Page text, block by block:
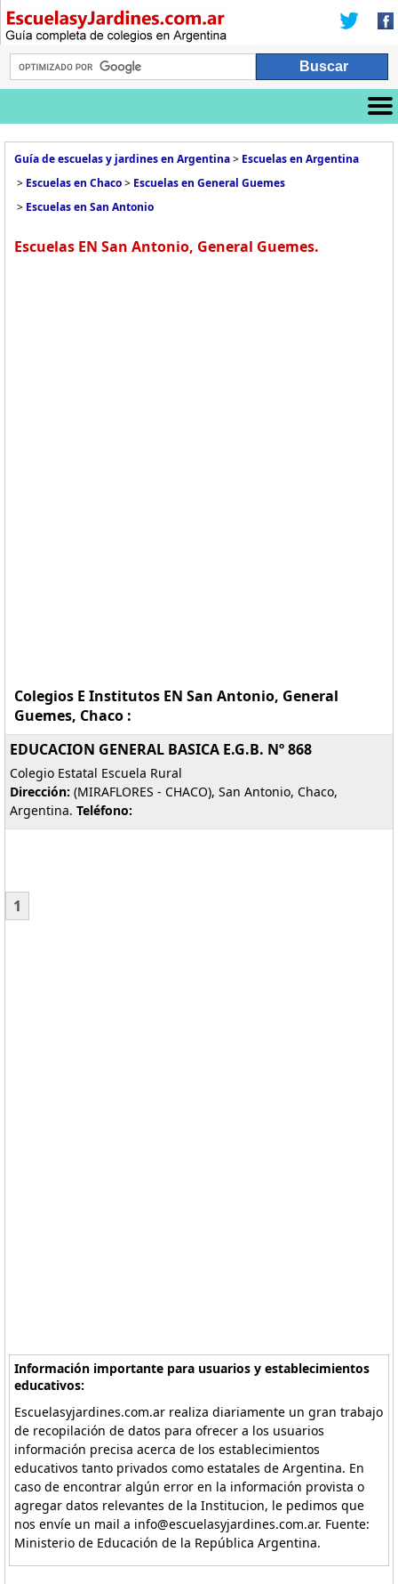
Guía de escuelas y jardines en Argentina> Escuelas en Argentina
> Escuelas en Chaco> Escuelas en General Guemes
> Escuelas en San Antonio
Escuelas EN San Antonio, General Guemes.
Colegios E Institutos EN San Antonio, General
Guemes, Chaco :
EDUCACION GENERAL BASICA E.G.B. Nº 868
Colegio Estatal Escuela Rural
Dirección: (MIRAFLORES - CHACO), San Antonio, Chaco,
Argentina. Teléfono:
1
Información importante para usuarios y establecimientos
educativos:
Escuelasyjardines.com.ar realiza diariamente un gran trabajo
de recopilación de datos para ofrecer a los usuarios
información precisa acerca de los establecimientos
educativos tanto privados como estatales de Argentina. En
caso de encontrar algún error en la información provista o
agregar datos relevantes de la Institucion, le pedimos que
nos envíe un mail a info@escuelasyjardines.com.ar. Fuente:
Ministerio de Educación de la República Argentina.